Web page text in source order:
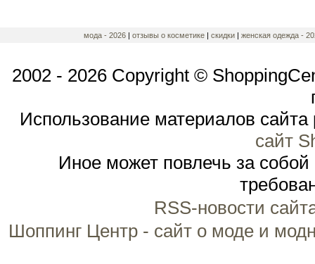
мода - 2026 | отзывы о косметике| скидки| женская одежда -
2002 - 2026 Copyright ©
Использование материалов
сайт
Иное может повлечь за
RSS-новости
Шоппинг Центр - сайт о моде и